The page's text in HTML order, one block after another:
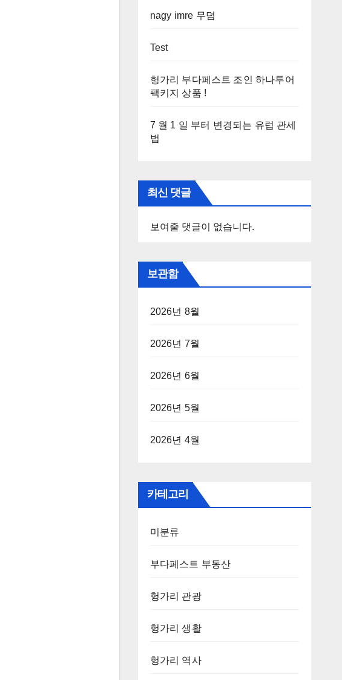
nagy imre 무덤
Test
헝가리 부다페스트 조인 하나투어
팩키지 상품 !
7 월 1 일 부터 변경되는 유럽 관세
법
최신 댓글
보여줄 댓글이 없습니다.
보관함
2026년 8월
2026년 7월
2026년 6월
2026년 5월
2026년 4월
카테고리
미분류
부다페스트 부동산
헝가리 관광
헝가리 생활
헝가리 역사